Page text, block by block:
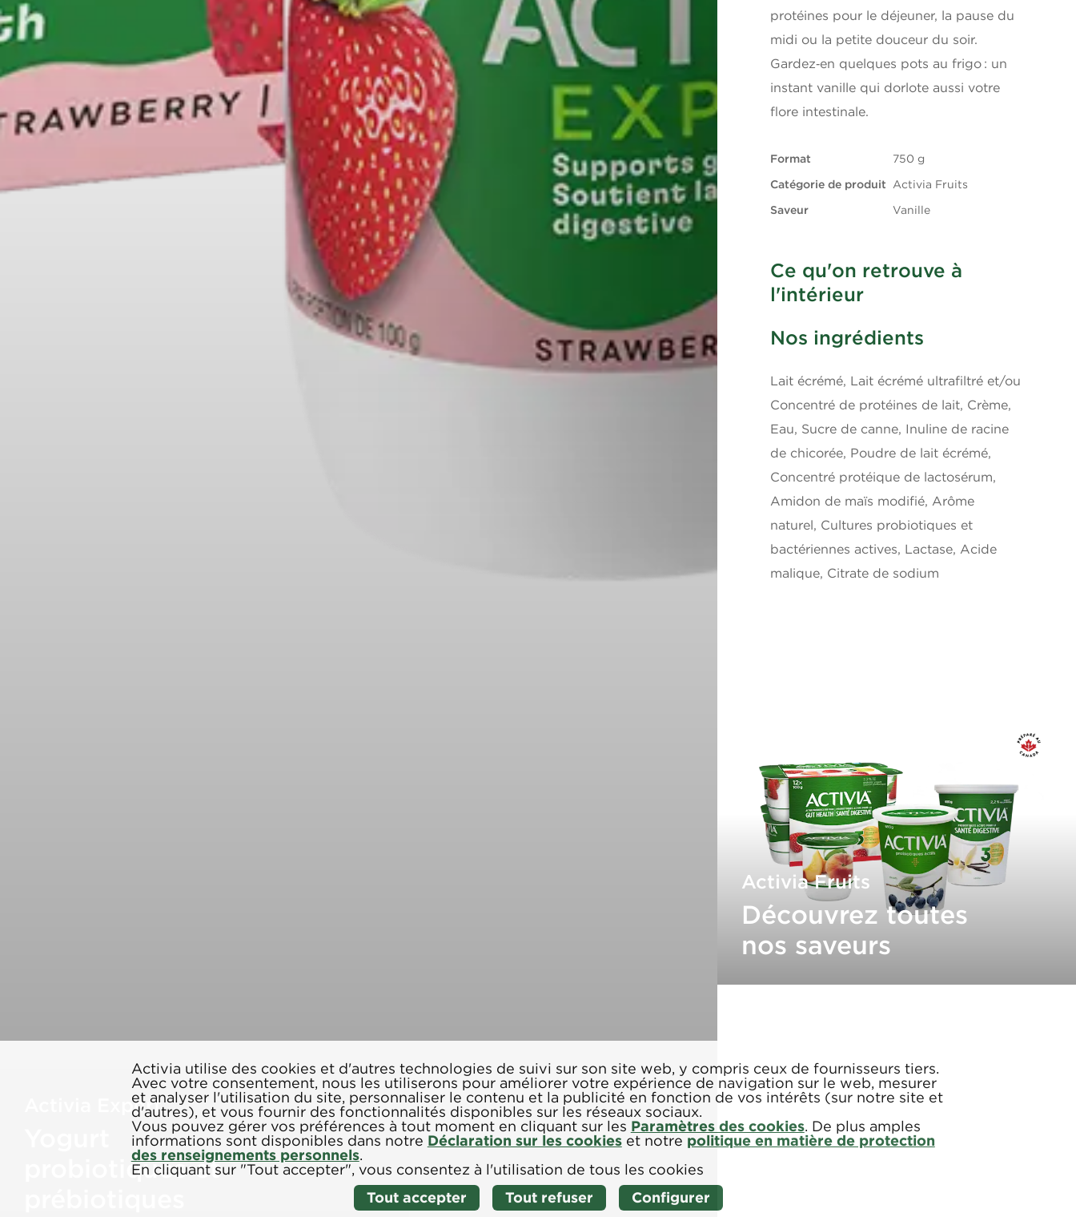
Activia Expert
probiotiques et
Sucres
Protéines 6 g
Sodium
Potassium
Calcium
*5% ou moins c'est peu, 15% ou plus c'est beaucoup
protéines pour le déjeuner, la pause du
midi ou la petite douceur du soir.
Gardez‑en quelques pots au frigo : un
instant vanille qui dorlote aussi votre
flore intestinale.
Format
750 g
Catégorie de produit Activia Fruits
Saveur
Vanille
Ce qu'on retrouve à
l'intérieur
Nos ingrédients
Lait écrémé, Lait écrémé ultrafiltré et/ou
Concentré de protéines de lait, Crème,
Eau, Sucre de canne, Inuline de racine
de chicorée, Poudre de lait écrémé,
Concentré protéique de lactosérum,
Amidon de maïs modifié, Arôme
naturel, Cultures probiotiques et
bactériennes actives, Lactase, Acide
malique, Citrate de sodium
Activia Fruits
Découvrez toutes
nos saveurs
Activia utilise des cookies et d'autres technologies de suivi sur son site web, y compris ceux de fournisseurs tiers.
Avec votre consentement, nous les utiliserons pour améliorer votre expérience de navigation sur le web, mesurer
et analyser l'utilisation du site, personnaliser le contenu et la publicité en fonction de vos intérêts (sur notre site et
d'autres), et vous fournir des fonctionnalités disponibles sur les réseaux sociaux.
Vous pouvez gérer vos préférences à tout moment en cliquant sur les Paramètres des cookies. De plus amples
informations sont disponibles dans notre Déclaration sur les cookieset notre politique en matière de protection
des renseignements personnels.
En cliquant sur "Tout accepter", vous consentez à l'utilisation de tous les cookies
Tout accepter
Tout refuser Configurer